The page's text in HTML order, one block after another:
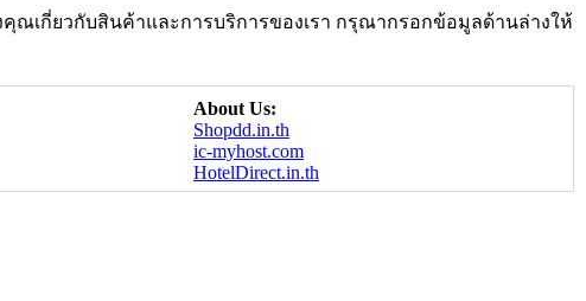
ณเกี่ยวกับสินค้าและการบริการของเรา กรุณากรอกข้อมูลด้านล่างให้
About Us:
Shopdd.in.th
ic-myhost.com
HotelDirect.in.th